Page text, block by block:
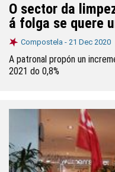
O sector da
á folga se quere
Compostela - 21 Dec 2020
A patronal propón un
2021 do 0,8%